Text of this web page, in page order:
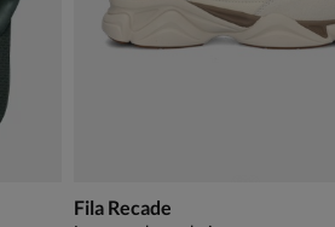
Fila Recade